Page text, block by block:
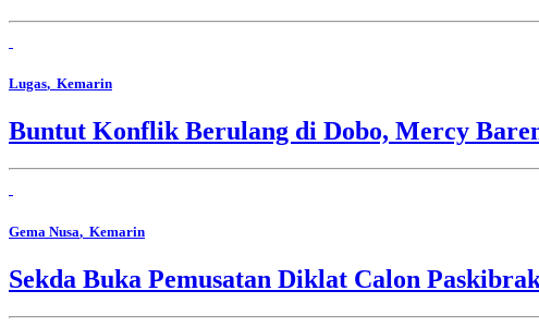
Lugas, Kemarin
Buntut Konflik Berulang di Dobo, Mercy
Gema Nusa, Kemarin
Sekda Buka Pemusatan Diklat Calon